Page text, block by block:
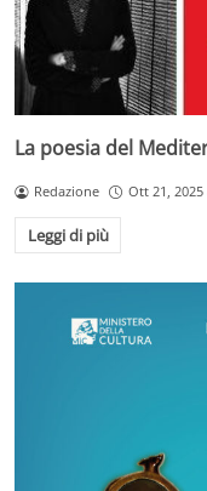
La poesia del
Redazione Ott 21, 2025
Leggi di più